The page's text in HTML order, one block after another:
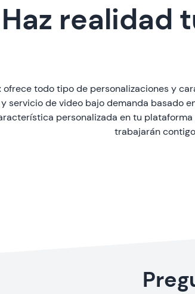
Haz realidad
ofrece todo tipo de personalizaciones y
y servicio de video bajo demanda basado
personalizada en tu
trabajarán